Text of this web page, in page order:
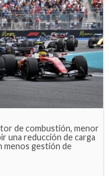
de combustión, menor
una reducción de carga
menos gestión de